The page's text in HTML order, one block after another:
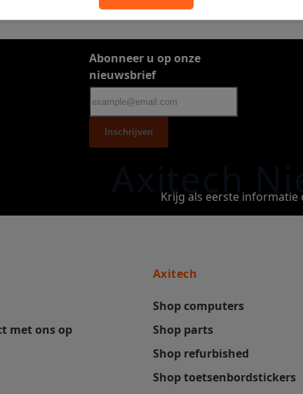
Axitech
Krijg als eerste
Abonneer u op onze
nieuwsbrief
Inschrijven
met ons op
Axitech
Shop computers
Shop parts
Shop refurbished
Shop toetsenbordstickers